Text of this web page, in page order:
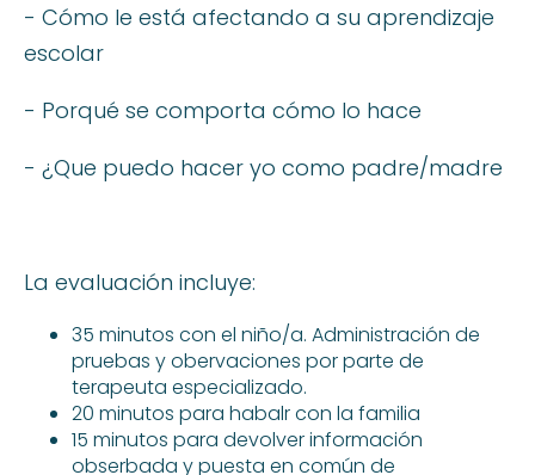
- Cómo le está afectando a su aprendizaje
escolar
- Porqué se comporta cómo lo hace
- ¿Que puedo hacer yo como padre/madre
La evaluación incluye:
35 minutos con el niño/a. Administración de
pruebas y obervaciones por parte de
terapeuta especializado.
20 minutos para habalr con la familia
15 minutos para devolver información
obserbada y puesta en común de